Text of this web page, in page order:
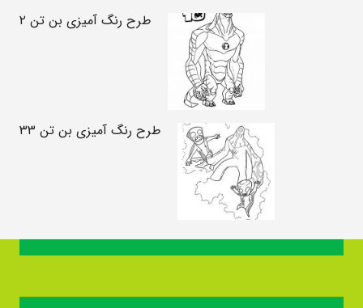
طرح رنگ آمیزی بن تن ۲
طرح رنگ آمیزی بن تن ۳۳